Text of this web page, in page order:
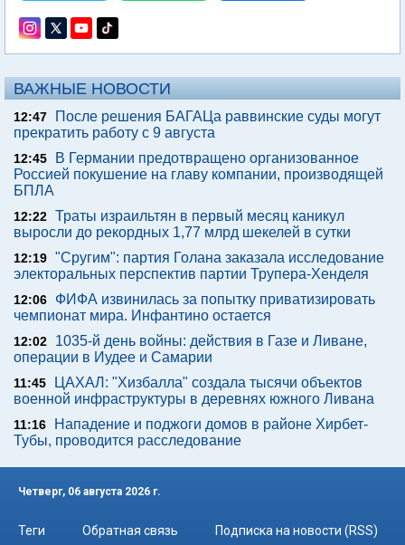
ВАЖНЫЕ НОВОСТИ
12:47
После решения БАГАЦа раввинские суды могут
прекратить работу с 9 августа
12:45
В Германии предотвращено организованное
Россией покушение на главу компании, производящей
БПЛА
12:22 Траты израильтян в первый месяц каникул
выросли до рекордных 1,77 млрд шекелей в сутки
12:19 "Сругим": партия Голана заказала исследование
электоральных перспектив партии Трупера-Хенделя
12:06
ФИФА извинилась за попытку приватизировать
чемпионат мира. Инфантино остается
12:02
1035-й день войны: действия в Газе и Ливане,
операции в Иудее и Самарии
11:45
ЦАХАЛ: "Хизбалла" создала тысячи объектов
военной инфраструктуры в деревнях южного Ливана
11:16
Нападение и поджоги домов в районе Хирбет-
Тубы, проводится расследование
Четверг, 06 августа 2026 г.
Теги Обратная связь
Подписка на новости (RSS)